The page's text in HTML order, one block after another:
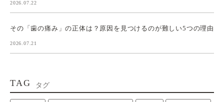
2026.07.22
その「歯の痛み」の正体は？原因を見つけるのが難しい5つの理由
2026.07.21
TAG タグ